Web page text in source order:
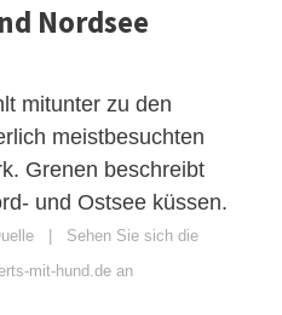
Nordsee
mitunter zu den
meistbesuchten
Grenen beschreibt
und Ostsee küssen.
| Sehen Sie sich die
mit-hund.de an